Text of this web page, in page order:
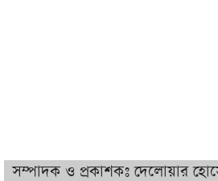
দুবাইয়ে বেনজীরের
সম্পাদক ও প্রকাশকঃ দেলোয়ার